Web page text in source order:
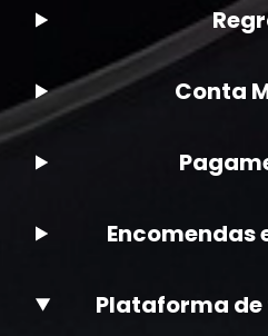
Conta
Encomendas
Plataforma